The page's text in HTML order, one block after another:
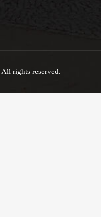
rights reserved.